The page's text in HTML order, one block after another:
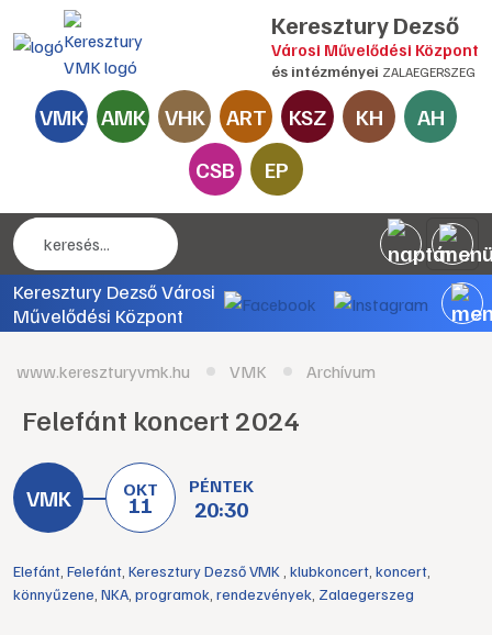
Keresztury Dezső
Városi Művelődési Központ
és intézményei ZALAEGERSZEG
VMK AMK VHK ART KSZ KH
AH
CSB
EP
Keresztury Dezső Városi
Művelődési Központ
www.kereszturyvmk.hu VMK Archívum
Felefánt koncert 2024
OKT
11
PÉNTEK
20:30
Elefánt Felefánt Keresztury Dezső VMK klubkoncert koncert
könnyűzene NKA programok rendezvények Zalaegerszeg